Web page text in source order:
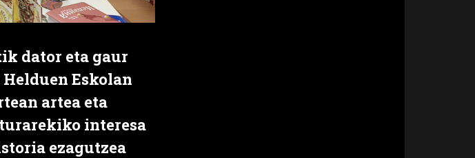
dator eta gaur
Eskolan
artea eta
interesa
ezagutzea